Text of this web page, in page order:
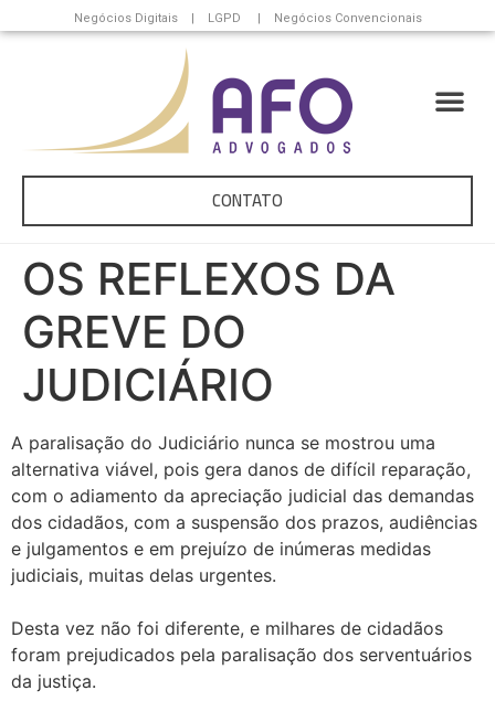
Negócios Digitais | LGPD | Negócios Convencionais
CONTATO
OS REFLEXOS DA
GREVE DO
JUDICIÁRIO
A paralisação do Judiciário nunca se mostrou uma
alternativa viável, pois gera danos de difícil reparação,
com o adiamento da apreciação judicial das demandas
dos cidadãos, com a suspensão dos prazos, audiências
e julgamentos e em prejuízo de inúmeras medidas
judiciais, muitas delas urgentes.
Desta vez não foi diferente, e milhares de cidadãos
foram prejudicados pela paralisação dos serventuários
da justiça.